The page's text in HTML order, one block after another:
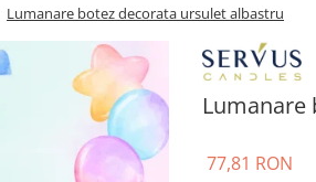
Lumanare botez decorata ursulet albastru
Lumanare
77,81 RON